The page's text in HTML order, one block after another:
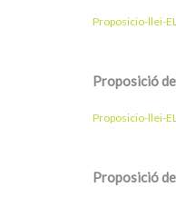
Proposicio-llei-
Proposició
Proposicio-llei-
Proposició